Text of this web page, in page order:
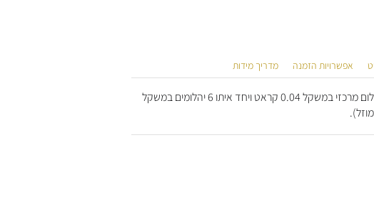
אפשרויות הזמנה מדריך מידות
תליון יהלומים בעיוצוב מיוחד ולא שגרתי. משובץ יהלום מרכזי במשקל 0.04 קראט ויחד איתו 6 יהלומים במשקל